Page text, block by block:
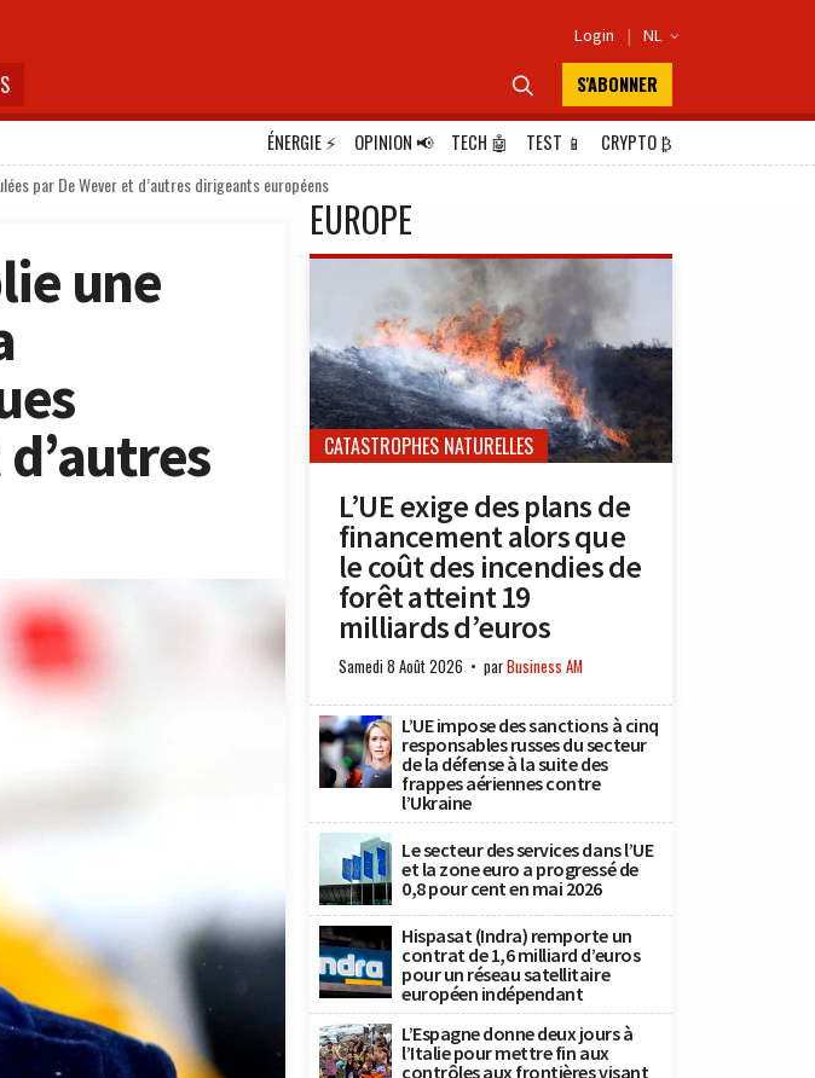
Login | NL 
 S'ABONNER
ÉNERGIE⚡ OPINION📢 TECH 🤖 TEST 📱 CRYPTO₿
par De Wever et d’autres dirigeants européens
une
EUROPE
CATASTROPHES NATURELLES
L’UE exige des plans de
financement alors que
le coût des incendies de
forêt atteint 19
milliards d’euros
Samedi 8 Août 2026 parBusiness AM
L’UE impose des sanctions à cinq
responsables russes du secteur
de la défense à la suite des
frappes aériennes contre
l’Ukraine
Le secteur des services dans l’UE
et la zone euro a progressé de
0,8 pour cent en mai 2026
Hispasat (Indra) remporte un
contrat de 1,6 milliard d’euros
pour un réseau satellitaire
européen indépendant
L’Espagne donne deux jours à
l’Italie pour mettre fin aux
contrôles aux frontières visant